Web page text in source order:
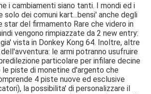
i cambiamenti siano tanti. I mondi ed i
dei comuni kart...bensi' anche degli
del firmamento Rare che videro in
vengono rimpiazzate da 2 new entry:
vista in Donkey Kong 64. Inoltre, altre
le armi potranno usufruire
particolare per infilare decine
piste di monetine d'argento che
4 piste nuove ed esclusive
la possibilita' di personalizzare il